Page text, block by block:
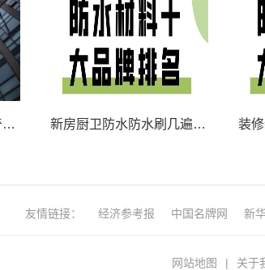
央视网探访Huggies好奇工厂 透明追溯助推消费信任升级 新房厨卫防水防水刷几遍才够?选防水涂料十大品牌靠谱吗?
友情链接： 经济参考报 中国名牌网 新
网站地图 | 关于